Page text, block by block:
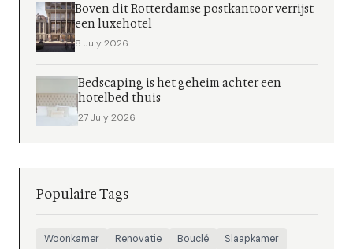
Boven dit Rotterdamse postkantoor verrijst
een luxehotel
8 July 2026
Bedscaping is het geheim achter een
hotelbed thuis
27 July 2026
Populaire Tags
Woonkamer Renovatie Bouclé
Slaapkamer